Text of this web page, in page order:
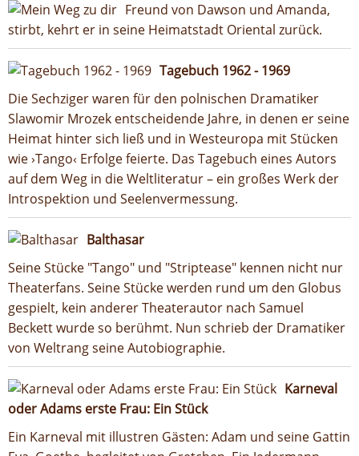
Freund von Dawson und Amanda,
stirbt, kehrt er in seine Heimatstadt Oriental zurück.
Tagebuch 1962 - 1969
Die Sechziger waren für den polnischen Dramatiker
Slawomir Mrozek entscheidende Jahre, in denen er seine
Heimat hinter sich ließ und in Westeuropa mit Stücken
wie ›Tango‹ Erfolge feierte. Das Tagebuch eines Autors
auf dem Weg in die Weltliteratur – ein großes Werk der
Introspektion und Seelenvermessung.
Balthasar
Seine Stücke "Tango" und "Striptease" kennen nicht nur
Theaterfans. Seine Stücke werden rund um den Globus
gespielt, kein anderer Theaterautor nach Samuel
Beckett wurde so berühmt. Nun schrieb der Dramatiker
von Weltrang seine Autobiographie.
Karneval
oder Adams erste Frau: Ein Stück
Ein Karneval mit illustren Gästen: Adam und seine Gattin